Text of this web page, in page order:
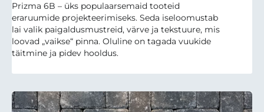
Prizma 6B – üks populaarsemaid tooteid
eraruumide projekteerimiseks. Seda iseloomustab
lai valik paigaldusmustreid, värve ja tekstuure, mis
loovad „vaikse“ pinna. Oluline on tagada vuukide
täitmine ja pidev hooldus.